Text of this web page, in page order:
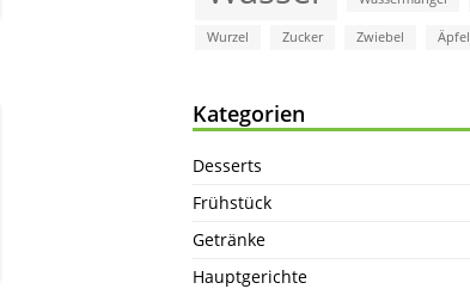
Wurzel Zucker Zwiebel Äpfel
Kategorien
Desserts
Frühstück
Getränke
Hauptgerichte